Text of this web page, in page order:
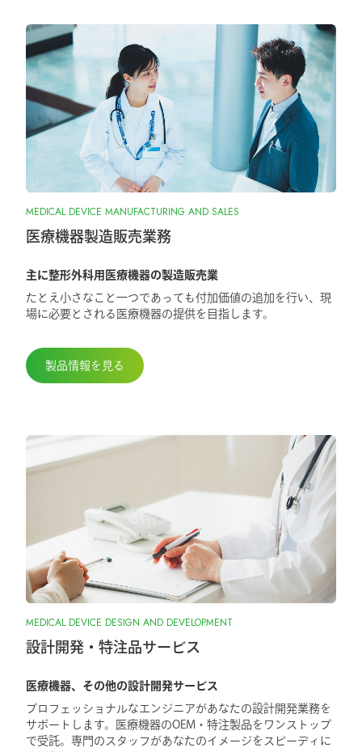
2026.1.7
大阪物流センター開設(移転)のお知らせ
2026.1.7
『SurgiGear1.0システム』の販売終了のお
知らせ
2025.10.28
『ORIONフィンガージョイント』承認取
得しました
2025.5.29
第98回日本整形外科学会学術総会に出展
しました
MEDICAL DEVICE MANUFACTURING AND SALES
医療機器製造販売業務
主に整形外科用医療機器の製造販売業
たとえ小さなこと一つであっても付加価値の追加を行い、現
場に必要とされる医療機器の提供を目指します。
製品情報を見る
MEDICAL DEVICE DESIGN AND DEVELOPMENT
設計開発・特注品サービス
医療機器、その他の設計開発サービス
プロフェッショナルなエンジニアがあなたの設計開発業務を
サポートします。医療機器のOEM・特注製品をワンストップ
で受託。専門のスタッフがあなたのイメージをスピーディに